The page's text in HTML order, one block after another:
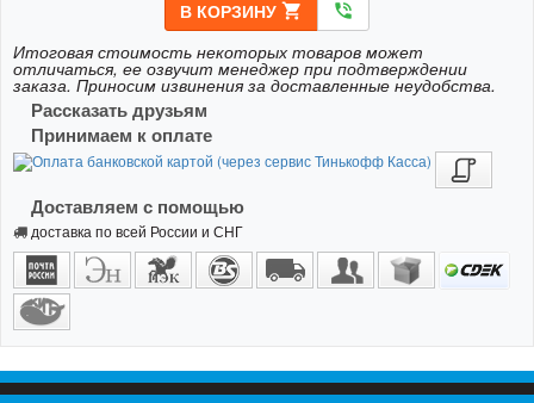
В КОРЗИНУ shopping_cart phone_in_talk
Итоговая стоимость некоторых товаров может
отличаться, ее озвучит менеджер при подтверждении
заказа. Приносим извинения за доставленные неудобства.
Рассказать друзьям
Принимаем к оплате
Доставляем с помощью
доставка по всей России и СНГ